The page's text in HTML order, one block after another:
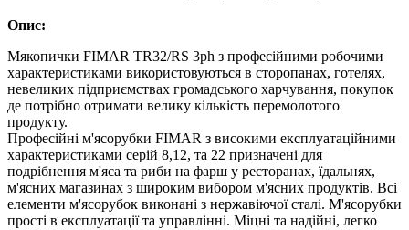
Опис:
Мякопички FIMAR TR32/RS 3ph з професійними робочими
характеристиками використовуються в сторопанах, готелях,
невеликих підприємствах громадського харчування, покупок
де потрібно отримати велику кількість перемолотого
продукту.
Професійні м'ясорубки FIMAR з високими експлуатаційними
характеристиками серій 8,12, та 22 призначені для
подрібнення м'яса та риби на фарш у ресторанах, їдальнях,
м'ясних магазинах з широким вибором м'ясних продуктів. Всі
елементи м'ясорубок виконані з нержавіючої сталі. М'ясорубки
прості в експлуатації та управлінні. Міцні та надійні, легко